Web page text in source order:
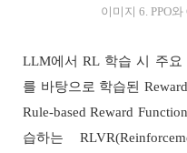
이미지 6. PPO와
LLM에서 RL 학습 시 주
를 바탕으로 학습된
Rule-based Reward
습하는